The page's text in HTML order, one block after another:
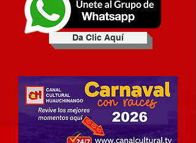
Da Clic Aquí